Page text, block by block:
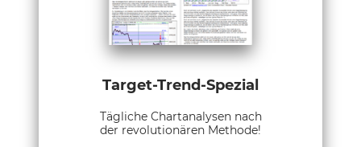
Target-Trend-Spezial
Tägliche Chartanalysen nach
der revolutionären Methode!